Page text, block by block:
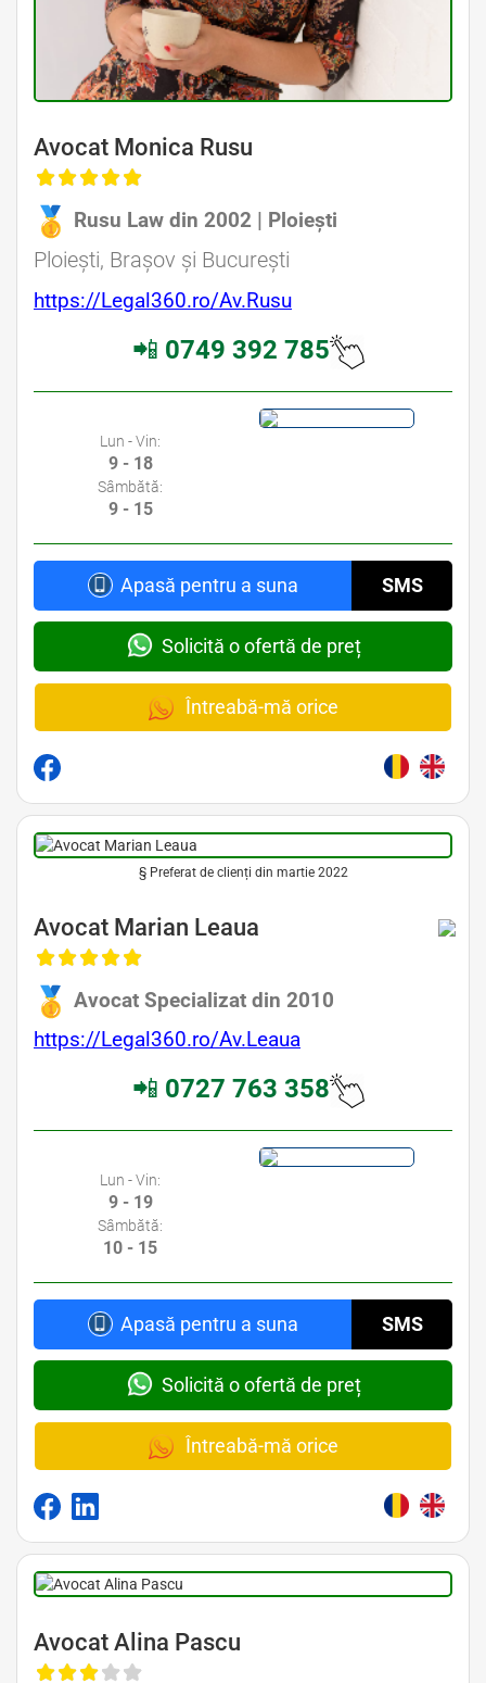
Avocat Monica Rusu
Rusu Law din 2002 | Ploiești
Ploiești, Brașov și București
https://Legal360.ro/Av.Rusu
📲 0749 392 785
Lun - Vin:
9 - 18
Sâmbătă:
9 - 15
Apasă pentru a suna SMS
Solicită o ofertă de preț
Întreabă-mă orice
§ Preferat de clienți din martie 2022
Avocat Marian Leaua
Avocat Specializat din 2010
https://Legal360.ro/Av.Leaua
📲 0727 763 358
Lun - Vin:
9 - 19
Sâmbătă:
10 - 15
Apasă pentru a suna SMS
Solicită o ofertă de preț
Întreabă-mă orice
Avocat Alina Pascu